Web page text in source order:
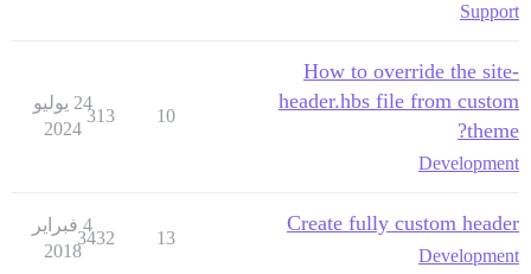
Support
How to override the site-
header.hbs file from custom
theme?
Development
10
313
24 يوليو
2024
Create fully custom header
Development
13
3432
4 فبراير
2018